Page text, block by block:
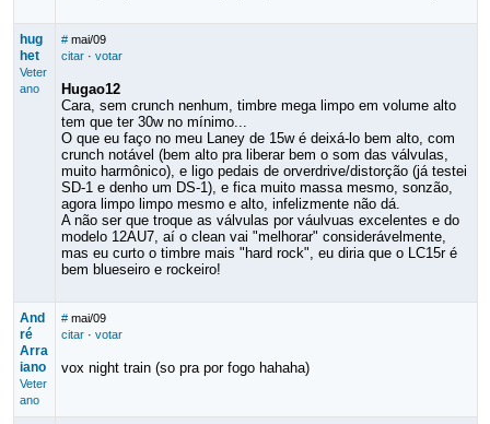
hug
het
Veter
ano
# mai/09
citar· votar
Hugao12
Cara, sem crunch nenhum, timbre mega limpo em volume alto
tem que ter 30w no mínimo...
O que eu faço no meu Laney de 15w é deixá-lo bem alto, com
crunch notável (bem alto pra liberar bem o som das válvulas,
muito harmônico), e ligo pedais de orverdrive/distorção (já testei
SD-1 e denho um DS-1), e fica muito massa mesmo, sonzão,
agora limpo limpo mesmo e alto, infelizmente não dá.
A não ser que troque as válvulas por váulvuas excelentes e do
modelo 12AU7, aí o clean vai "melhorar" considerávelmente,
mas eu curto o timbre mais "hard rock", eu diria que o LC15r é
bem blueseiro e rockeiro!
And
ré
Arra
iano
Veter
ano
# mai/09
citar· votar
vox night train (so pra por fogo hahaha)